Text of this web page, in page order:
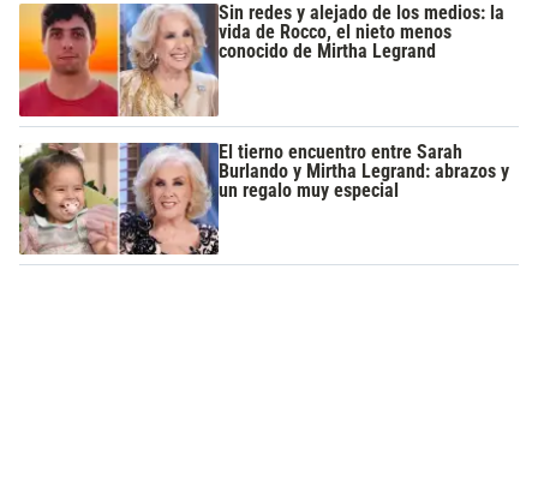
Sin redes y alejado de los medios: la
vida de Rocco, el nieto menos
conocido de Mirtha Legrand
El tierno encuentro entre Sarah
Burlando y Mirtha Legrand: abrazos y
un regalo muy especial